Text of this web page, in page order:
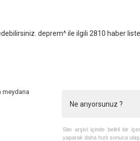
deprem^ ile ilgili 2810 haber
meydana
Site arşivi içinde belirli bir
yaparak daha hızlı sonuca